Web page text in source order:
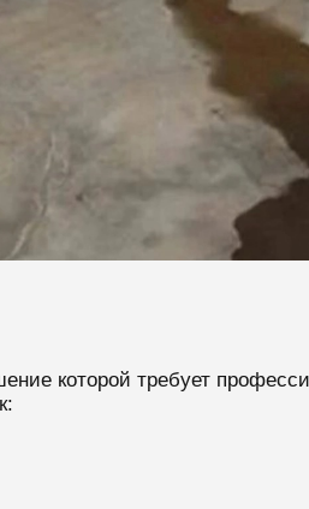
которой требует